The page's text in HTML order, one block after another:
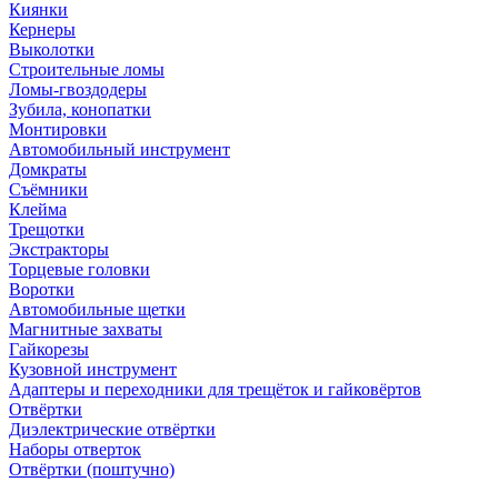
Киянки
Кернеры
Выколотки
Строительные ломы
Ломы-гвоздодеры
Зубила, конопатки
Монтировки
Автомобильный инструмент
Домкраты
Съёмники
Клейма
Трещотки
Экстракторы
Торцевые головки
Воротки
Автомобильные щетки
Магнитные захваты
Гайкорезы
Кузовной инструмент
Адаптеры и переходники для трещёток и гайковёртов
Отвёртки
Диэлектрические отвёртки
Наборы отверток
Отвёртки (поштучно)